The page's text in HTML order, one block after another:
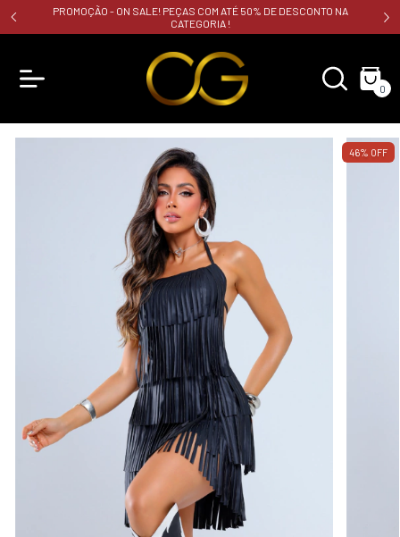
PROMOÇÃO - ON SALE! PEÇAS COM ATÉ 50% DE DESCONTO NA
CATEGORIA !
0
46% OFF